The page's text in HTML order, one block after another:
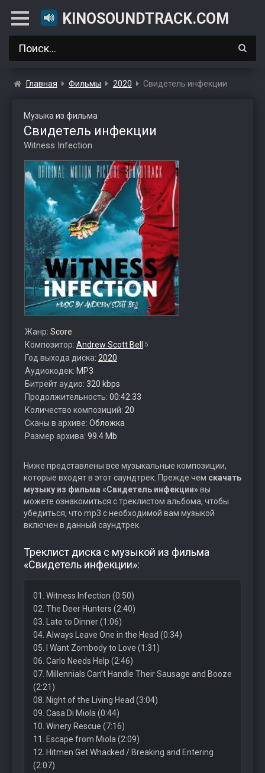
KINOSOUNDTRACK.COM
Главная Фильмы 2020 Свидетель инфекции
Музыка из фильма
Свидетель инфекции
Witness Infection
Жанр: Score
Композитор: Andrew Scott Bell 5
Год выхода диска: 2020
Аудиокодек: MP3
Битрейт аудио: 320 kbps
Продолжительность: 00:42:33
Количество композиций: 20
Сканы в архиве: Обложка
Размер архива: 99.4 Mb
Ниже представлены все музыкальные композиции,
которые входят в этот саундтрек. Прежде чем скачать
музыку из фильма «Свидетель инфекции»вы
можете ознакомиться с треклистом альбома, чтобы
убедиться, что mp3 с необходимой вам музыкой
включен в данный саундтрек.
Треклист диска с музыкой из фильма
«Свидетель инфекции»:
01. Witness Infection (0:50)
02. The Deer Hunters (2:40)
03. Late to Dinner (1:06)
04. Always Leave One in the Head (0:34)
05. I Want Zombody to Love (1:31)
06. Carlo Needs Help (2:46)
07. Millennials Can’t Handle Their Sausage and Booze
(2:21)
08. Night of the Living Head (3:04)
09. Casa Di Miola (0:44)
10. Winery Rescue (7:16)
11. Escape from Miola (2:09)
12. Hitmen Get Whacked / Breaking and Entering
(2:07)